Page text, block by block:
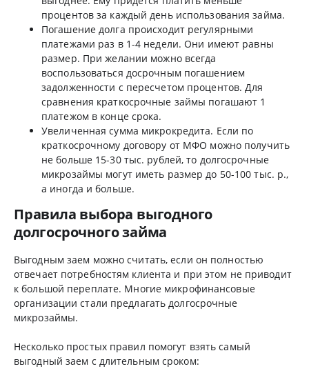
процентов за каждый день использования займа.
Погашение долга происходит регулярными
платежами раз в 1-4 недели. Они имеют равны
размер. При желании можно всегда
воспользоваться досрочным погашением
задолженности с пересчетом процентов. Для
сравнения краткосрочные займы погашают 1
платежом в конце срока.
Увеличенная сумма микрокредита. Если по
краткосрочному договору от МФО можно получить
не больше 15-30 тыс. рублей, то долгосрочные
микрозаймы могут иметь размер до 50-100 тыс. р.,
а иногда и больше.
Правила выбора выгодного
долгосрочного займа
Выгодным заем можно считать, если он полностью
отвечает потребностям клиента и при этом не приводит
к большой переплате. Многие микрофинансовые
организации стали предлагать долгосрочные
микрозаймы.
Несколько простых правил помогут взять самый
выгодный заем с длительным сроком: